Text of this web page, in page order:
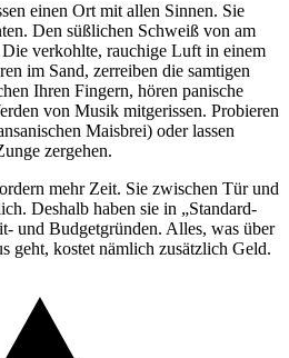
einen Ort mit allen Sinnen. Sie
Den süßlichen Schweiß von am
verkohlte, rauchige Luft in einem
im Sand, zerreiben die samtigen
Ihren Fingern, hören panische
von Musik mitgerissen. Probieren
Maisbrei) oder lassen
zergehen.
mehr Zeit. Sie zwischen Tür und
Deshalb haben sie in „Standard-
und Budgetgründen. Alles, was über
geht, kostet nämlich zusätzlich Geld.